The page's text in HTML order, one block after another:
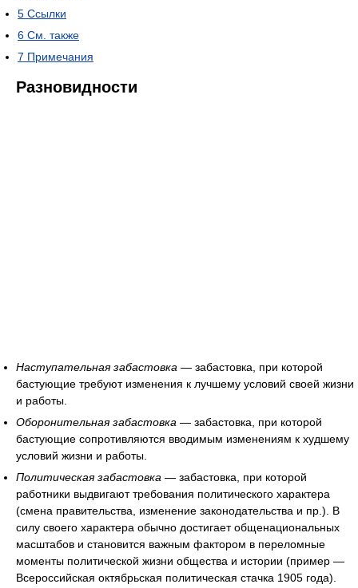
5 Ссылки
6 См. также
7 Примечания
Разновидности
Наступательная забастовка — забастовка, при которой
бастующие требуют изменения к лучшему условий своей жизни
и работы.
Оборонительная забастовка — забастовка, при которой
бастующие сопротивляются вводимым изменениям к худшему
условий жизни и работы.
Политическая забастовка — забастовка, при которой
работники выдвигают требования политического характера
(смена правительства, изменение законодательства и пр.). В
силу своего характера обычно достигает общенациональных
масштабов и становится важным фактором в переломные
моменты политической жизни общества и истории (пример —
Всероссийская октябрьская политическая стачка 1905 года).